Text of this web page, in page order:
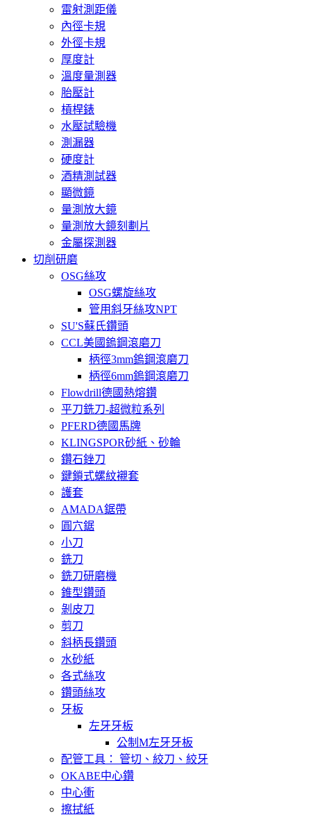
雷射測距儀
內徑卡規
外徑卡規
厚度計
溫度量測器
胎壓計
槓桿錶
水壓試驗機
測漏器
硬度計
酒精測試器
顯微鏡
量測放大鏡
量測放大鏡刻劃片
金屬探測器
切削研磨
OSG絲攻
OSG螺旋絲攻
管用斜牙絲攻NPT
SU'S蘇氏鑽頭
CCL美國鎢鋼滾磨刀
柄徑3mm鎢鋼滾磨刀
柄徑6mm鎢鋼滾磨刀
Flowdrill德國熱熔鑽
平刀銑刀-超微粒系列
PFERD德國馬牌
KLINGSPOR砂紙、砂輪
鑽石銼刀
鍵鎖式螺紋襯套
護套
AMADA鋸帶
圓穴鋸
小刀
銑刀
銑刀研磨機
錐型鑽頭
剝皮刀
剪刀
斜柄長鑽頭
水砂紙
各式絲攻
鑽頭絲攻
牙板
左牙牙板
公制M左牙牙板
配管工具： 管切、絞刀、絞牙
OKABE中心鑽
中心衝
擦拭紙